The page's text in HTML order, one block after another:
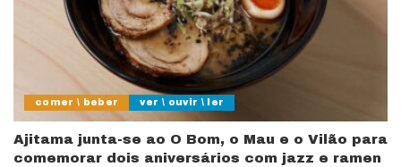
comer \ beber ver \ ouvir \ ler
Ajitama junta-se ao O Bom, o Mau e o Vilão para
comemorar dois aniversários com jazz e ramen